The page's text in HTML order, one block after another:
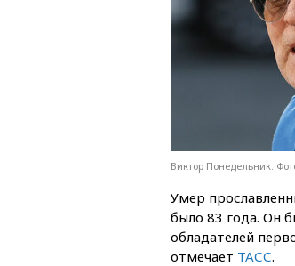
Виктор Понедельник.
Умер
было 83 года. Он
обладателей
отмечает ТАСС.